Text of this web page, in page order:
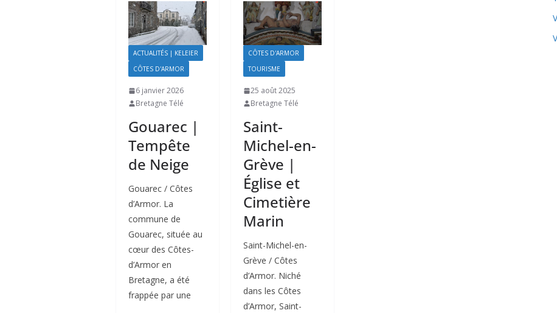
ACTUALITÉS | KELEIER
CÔTES D'ARMOR
6 janvier 2026
Bretagne Télé
Gouarec |
Tempête
de Neige
Gouarec / Côtes
d’Armor. La
commune de
Gouarec, située au
cœur des Côtes-
d’Armor en
Bretagne, a été
frappée par une
CÔTES D'ARMOR
TOURISME
25 août 2025
Bretagne Télé
Saint-
Michel-en-
Grève |
Église et
Cimetière
Marin
Saint-Michel-en-
Grève / Côtes
d’Armor. Niché
dans les Côtes
d’Armor, Saint-